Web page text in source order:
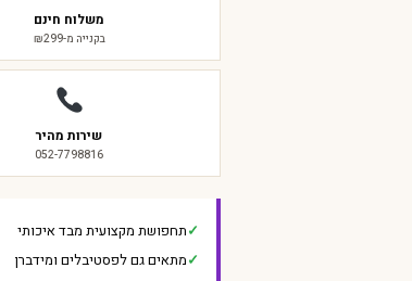
משלוח חינם
בקנייה מ-₪299
שירות מהיר
052-7798816
תחפושת מקצועית מבד איכותי
מתאים גם לפסטיבלים ומידברן